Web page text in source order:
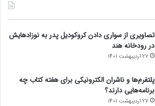
تصاویری از سواری دادن کروکودیل پدر به نوزادهایش
در رودخانه هند
27 اردیبهشت 1401
پلتفرم‌ها و ناشران الکترونیکی برای هفته کتاب چه
برنامه‌هایی دارند؟
27 اردیبهشت 1401